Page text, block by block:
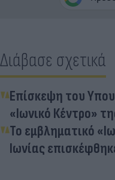
Διάβασε σχετικά
Επίσκεψη του
«Ιωνικό Κέντρο»
Το εμβληματικό
Ιωνίας